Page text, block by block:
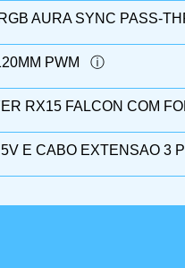
AURA SYNC PASS-
PWM
RX15 FALCON COM
E CABO EXTENSAO 3